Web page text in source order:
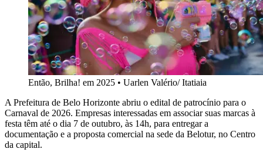
Então, Brilha! em 2025 • Uarlen Valério/ Itatiaia
A Prefeitura de Belo Horizonte abriu o edital de patrocínio para o
Carnaval de 2026. Empresas interessadas em associar suas marcas à
festa têm até o dia 7 de outubro, às 14h, para entregar a
documentação e a proposta comercial na sede da Belotur, no Centro
da capital.